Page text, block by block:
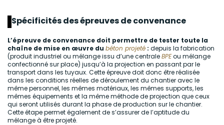
Spécificités des épreuves de convenance
L’épreuve de convenance doit permettre de tester toute la
chaîne de mise en œuvre du béton projeté : depuis la fabrication
(produit industriel ou mélange issu d’une centraleBPEou mélange
confectionné sur place) jusqu’à la projection en passant par le
transport dans les tuyaux. Cette épreuve doit donc être réalisée
dans les conditions réelles de déroulement du chantier avec le
même personnel, les mêmes matériaux, les mêmes supports, les
mêmes équipements et la même méthode de projection que ceux
qui seront utilisés durant la phase de production sur le chantier.
Cette étape permet également de s’assurer de l’aptitude du
mélange à être projeté.